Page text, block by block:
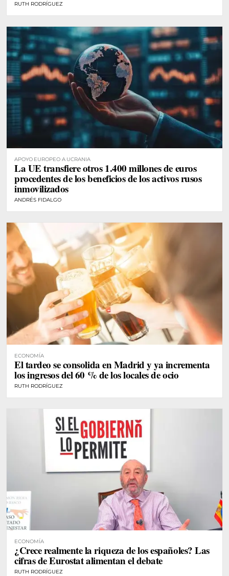
RUTH RODRÍGUEZ
APOYO EUROPEO A UCRANIA
La UE transfiere otros 1.400 millones de euros
procedentes de los beneficios de los activos rusos
inmovilizados
ANDRÉS FIDALGO
ECONOMÍA
El tardeo se consolida en Madrid y ya incrementa
los ingresos del 60 % de los locales de ocio
RUTH RODRÍGUEZ
ECONOMÍA
¿Crece realmente la riqueza de los españoles? Las
cifras de Eurostat alimentan el debate
RUTH RODRÍGUEZ